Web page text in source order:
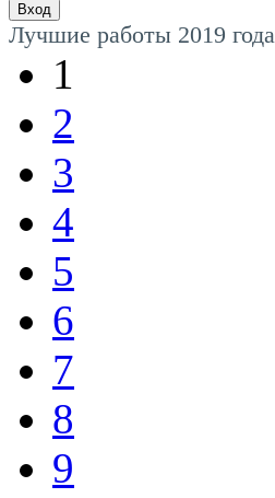
Лучшие работы 2019 года
1
2
3
4
5
6
7
8
9